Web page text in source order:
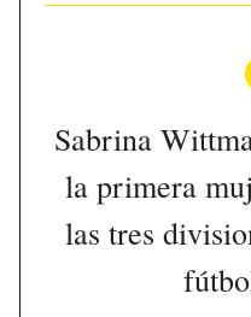
Sabrina
la primera
las tres